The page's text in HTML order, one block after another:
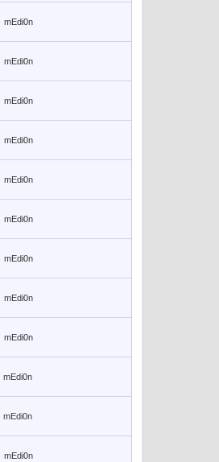
mEdi0n
mEdi0n
mEdi0n
mEdi0n
mEdi0n
mEdi0n
mEdi0n
mEdi0n
mEdi0n
mEdi0n
mEdi0n
mEdi0n